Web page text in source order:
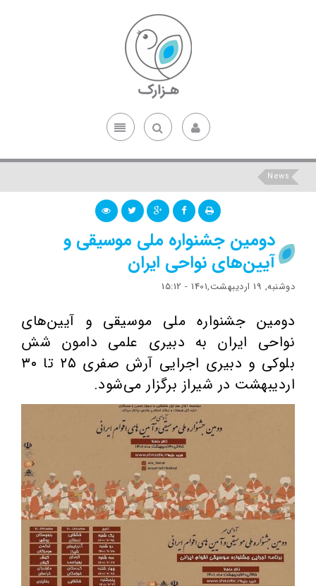
News
دومین جشنواره ملی موسیقی و
آیین‌های نواحی ایران
دوشنبه, 19 اردیبهشت,1401 - 15:12
دومین جشنواره ملی موسیقی و آیین‌های
نواحی ایران به دبیری علمی دامون شش
بلوکی و دبیری اجرایی آرش صفری ۲۵ تا ۳۰
اردیبهشت در شیراز برگزار می‌شود.